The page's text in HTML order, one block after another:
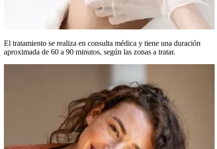
El tratamiento se realiza en consulta médica y tiene una duración
aproximada de 60 a 90 minutos, según las zonas a tratar.